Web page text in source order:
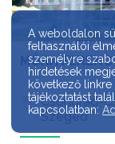
MÓRA
Csongrád-
Szeged
A weboldalon
felhasználói
személyre
hirdetések
következő
tájékoztatást
kapcsolatban: